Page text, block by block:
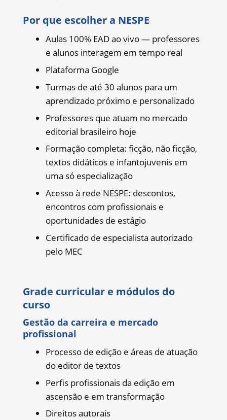
Por que escolher a NESPE
Aulas 100% EAD ao vivo — professores
e alunos interagem em tempo real
Plataforma Google
Turmas de até 30 alunos para um
aprendizado próximo e personalizado
Professores que atuam no mercado
editorial brasileiro hoje
Formação completa: ficção, não ficção,
textos didáticos e infantojuvenis em
uma só especialização
Acesso à rede NESPE: descontos,
encontros com profissionais e
oportunidades de estágio
Certificado de especialista autorizado
pelo MEC
Grade curricular e módulos do
curso
Gestão da carreira e mercado
profissional
Processo de edição e áreas de atuação
do editor de textos
Perfis profissionais da edição em
ascensão e em transformação
Direitos autorais